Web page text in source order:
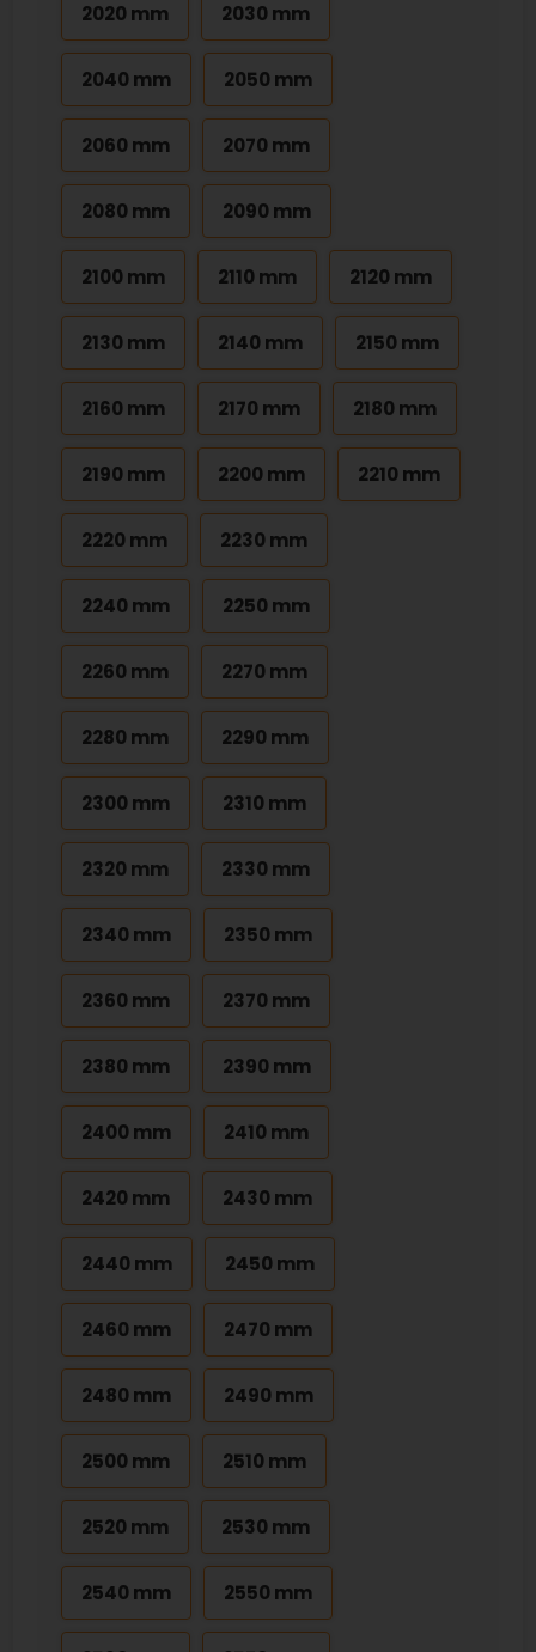
2020 mm 2030 mm
2040 mm 2050 mm
2060 mm 2070 mm
2080 mm 2090 mm
2100 mm 2110 mm 2120 mm
2130 mm 2140 mm 2150 mm
2160 mm 2170 mm 2180 mm
2190 mm 2200 mm 2210 mm
2220 mm 2230 mm
2240 mm 2250 mm
2260 mm 2270 mm
2280 mm 2290 mm
2300 mm 2310 mm
2320 mm 2330 mm
2340 mm 2350 mm
2360 mm 2370 mm
2380 mm 2390 mm
2400 mm 2410 mm
2420 mm 2430 mm
2440 mm 2450 mm
2460 mm 2470 mm
2480 mm 2490 mm
2500 mm 2510 mm
2520 mm 2530 mm
2540 mm 2550 mm